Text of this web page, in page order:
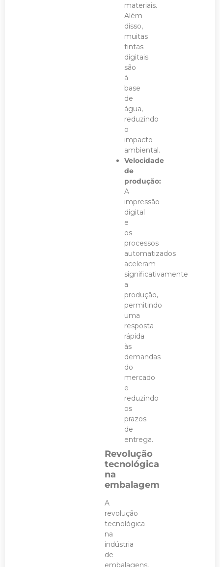
materiais.
Além
disso,
muitas
tintas
digitais
são
à
base
de
água,
reduzindo
o
impacto
ambiental.
Velocidade
de
produção:
A
impressão
digital
e
os
processos
automatizados
aceleram
significativamente
a
produção,
permitindo
uma
resposta
rápida
às
demandas
do
mercado
e
reduzindo
os
prazos
de
entrega.
Revolução
tecnológica
na
embalagem
A
revolução
tecnológica
na
indústria
de
embalagens,